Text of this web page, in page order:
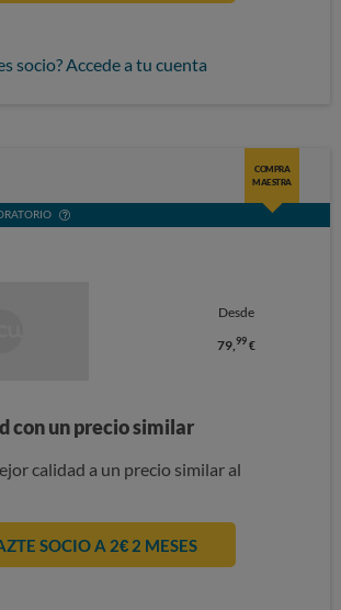
socio? Accede a tu cuenta
COMPRA
MAESTRA
Desde
79, 99€
con un precio similar
calidad a un precio similar al
SOCIO A 2€ 2 MESES